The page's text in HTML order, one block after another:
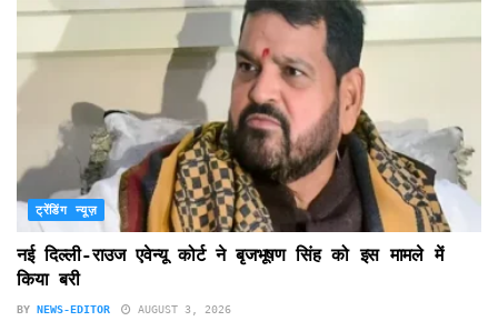
ट्रेंडिंग न्यूज़
नई दिल्ली-राउज एवेन्यू कोर्ट ने बृजभूषण सिंह को इस मामले में
किया बरी
BY NEWS-EDITOR AUGUST 3, 2026